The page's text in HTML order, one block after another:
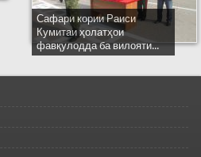
Сафари кории Раиси
Кумитаи ҳолатҳои
фавқулодда ба вилояти...